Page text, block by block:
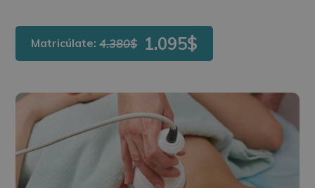
Matricúlate:4.380$ 1.095$